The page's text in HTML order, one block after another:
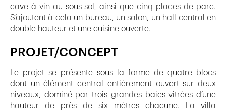
cave à vin au sous-sol, ainsi que cinq places de parc.
S’ajoutent à cela un bureau, un salon, un hall central en
double hauteur et une cuisine ouverte.
PROJET/CONCEPT
Le projet se présente sous la forme de quatre blocs
dont un élément central entièrement ouvert sur deux
niveaux, dominé par trois grandes baies vitrées d’une
hauteur de près de six mètres chacune. La villa